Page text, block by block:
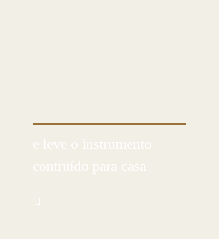
e leve o instrumento
contruído para casa